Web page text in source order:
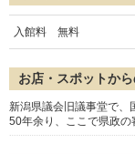
入館料 無料
お店・スポットか
新潟県議会旧議事堂で、
50年余り、ここで県政の